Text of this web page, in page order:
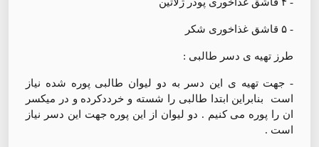
- ۵ قاشق غذاخوری شکر
طرز تهیه ی دسر طالبی :
- جهت تهیه ی این دسر به دو لیوان طالبی پوره شده نیاز
است ‌ بنابراین ابتدا طالبی را شسته و خرددکرده و در میکسر
ان را پوره می کنیم . دو لیوان از این پوره جهت این دسر نیاز
است .